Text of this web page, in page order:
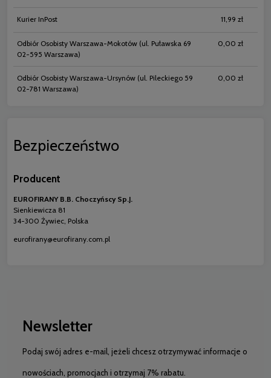
Kurier InPost 11,99 zł
Odbiór Osobisty Warszawa-Mokotów (ul. Puławska 69
02-595 Warszawa)
0,00 zł
Odbiór Osobisty Warszawa-Ursynów (ul. Pileckiego 59
02-781 Warszawa)
0,00 zł
Bezpieczeństwo
Producent
EUROFIRANY B.B. Choczyńscy Sp.J.
Sienkiewicza 81
34-300 Żywiec, Polska
eurofirany@eurofirany.com.pl
Newsletter
Podaj swój adres e-mail, jeżeli chcesz otrzymywać informacje o
nowościach, promocjach i otrzymaj 7% rabatu.